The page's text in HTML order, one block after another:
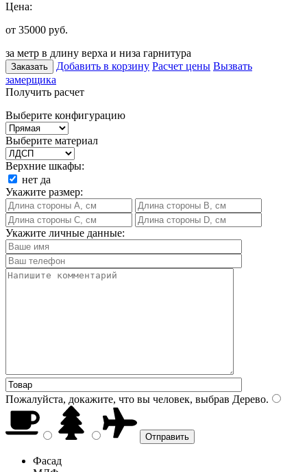
Цена:
от 35000 руб.
за метр в длину верха и низа гарнитура
Заказать Добавить в корзину Расчет цены Вызвать
замерщика
Получить расчет
Выберите конфигурацию
Выберите материал
Верхние шкафы:
нет да
Укажите размер:
Укажите личные данные:
Пожалуйста, докажите, что вы человек, выбрав Дерево.
Фасад